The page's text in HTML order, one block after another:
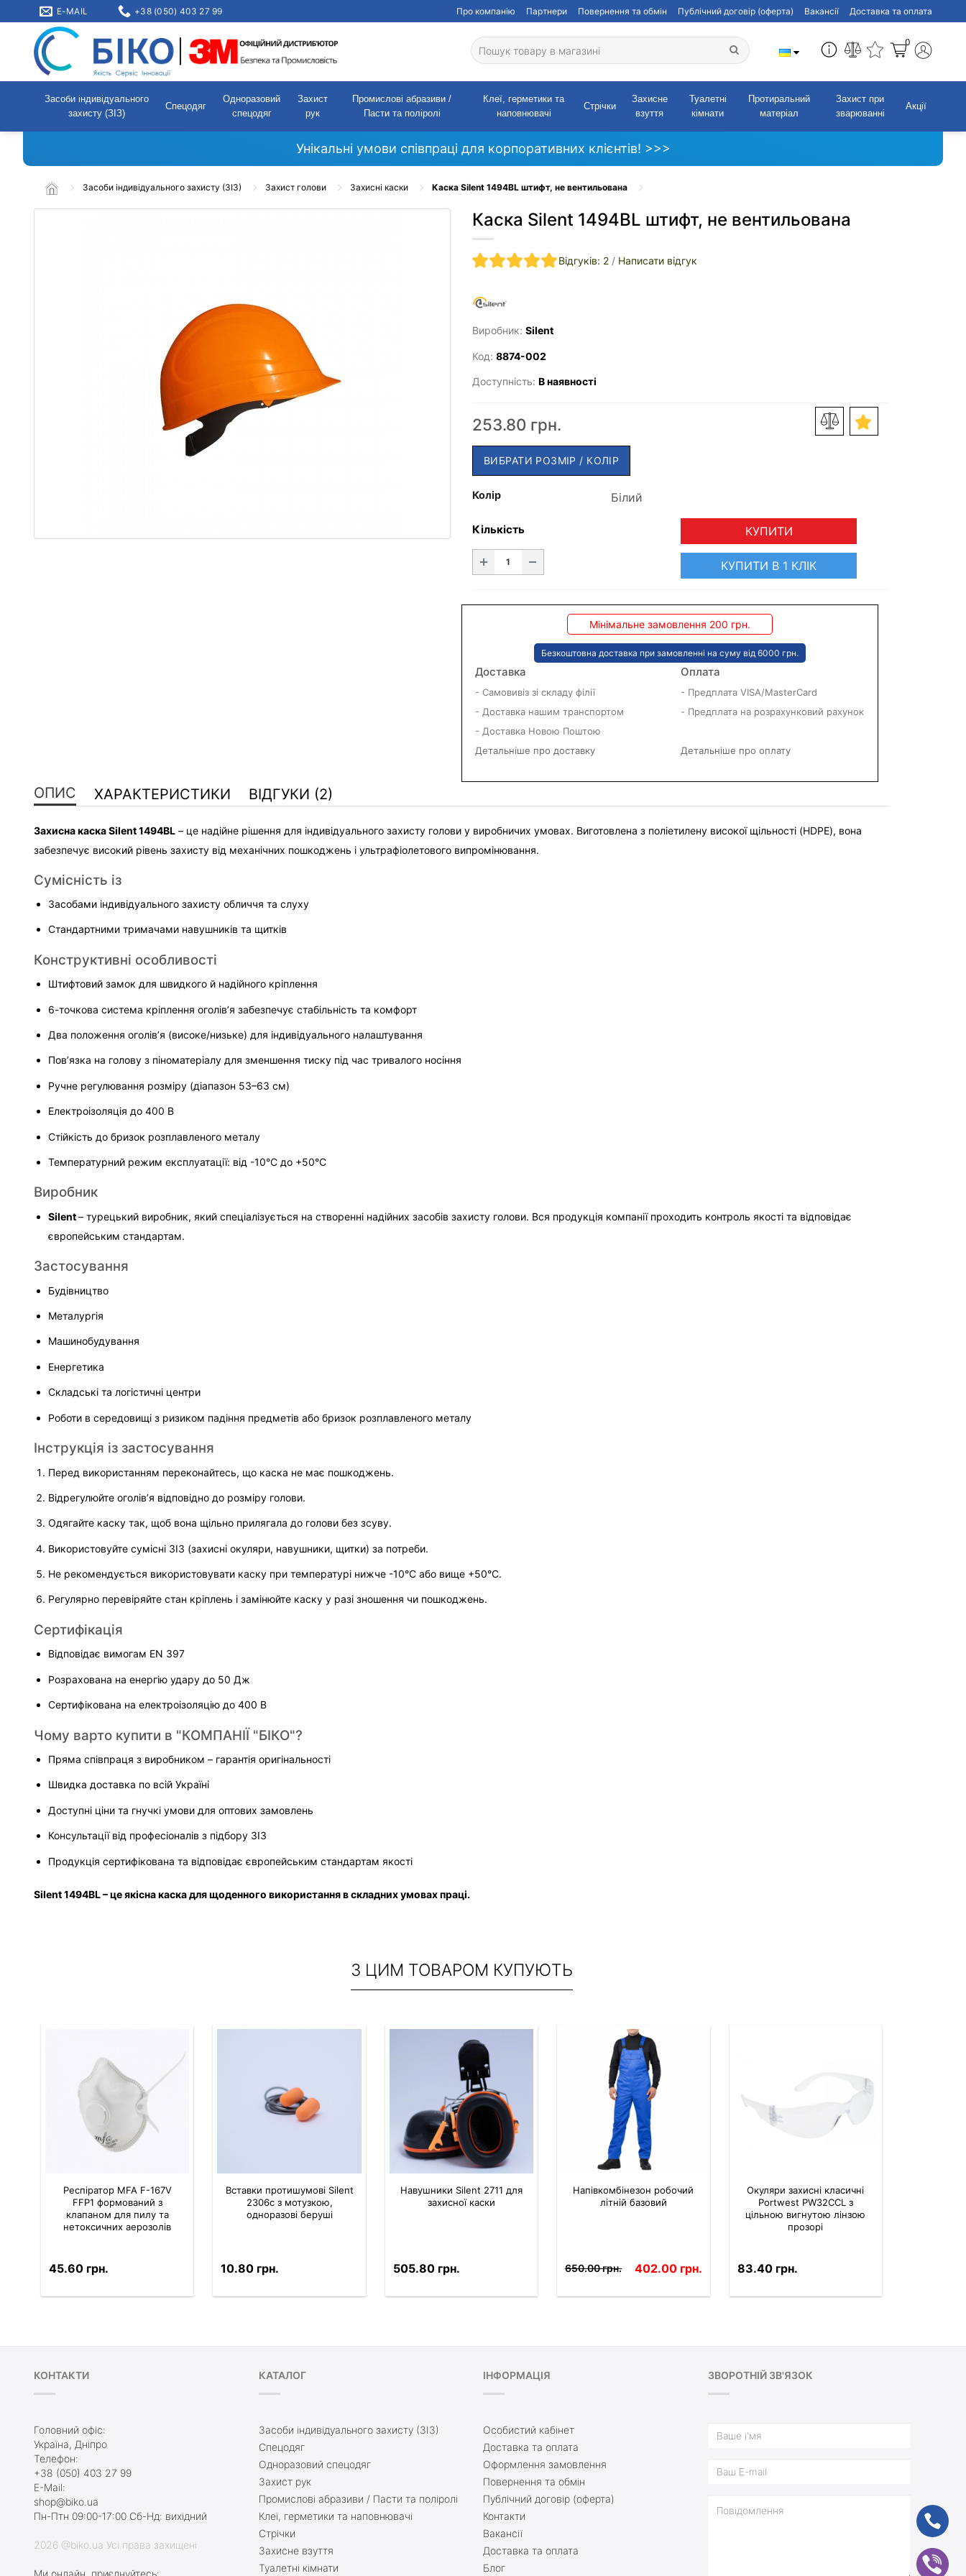
E-MAIL +38 (050) 403 27 99 Про компанію Партнери Повернення та обмін Публічний договір (оферта) Вакансії Доставка та оплата
0
Засоби індивідуального
захисту (ЗІЗ)
Спецодяг
Одноразовий
спецодяг
Захист
рук
Промислові абразиви /
Пасти та поліролі
Клеї, герметики та
наповнювачі
Стрічки
Захисне
взуття
Туалетні
кімнати
Протиральний
матеріал
Захист при
зварюванні
Акції
Унікальні умови співпраці для корпоративних клієнтів! >>>
Засоби індивідуального захисту (ЗІЗ) Захист голови Захисні каски Каска Silent 1494ВL штифт, не вентильована
Каска Silent 1494ВL штифт, не вентильована
Відгуків: 2 / Написати відгук
Виробник: Silent
Код: 8874-002
Доступність: В наявності
253.80 грн.
ВИБРАТИ РОЗМІР / КОЛІР
Колір
Кількість КУПИТИ
КУПИТИ В 1 КЛІК
Мінімальне замовлення 200 грн.
Безкоштовна доставка при замовленні на суму від 6000 грн.
Доставка
- Самовивіз зі складу філії
- Доставка нашим транспортом
- Доставка Новою Поштою
Детальніше про доставку
Оплата
- Предплата VISA/MasterCard
- Предплата на розрахунковий рахунок
Детальніше про оплату
ОПИС ХАРАКТЕРИСТИКИ ВІДГУКИ (2)
Захисна каска Silent 1494BL – це надійне рішення для індивідуального захисту голови у виробничих умовах. Виготовлена з поліетилену високої щільності (HDPE), вона
забезпечує високий рівень захисту від механічних пошкоджень і ультрафіолетового випромінювання.
Сумісність із
Засобами індивідуального захисту обличчя та слуху
Стандартними тримачами навушників та щитків
Конструктивні особливості
Штифтовий замок для швидкого й надійного кріплення
6-точкова система кріплення оголів’я забезпечує стабільність та комфорт
Два положення оголів’я (високе/низьке) для індивідуального налаштування
Пов’язка на голову з піноматеріалу для зменшення тиску під час тривалого носіння
Ручне регулювання розміру (діапазон 53–63 см)
Електроізоляція до 400 В
Стійкість до бризок розплавленого металу
Температурний режим експлуатації: від -10°C до +50°C
Виробник
Silent – турецький виробник, який спеціалізується на створенні надійних засобів захисту голови. Вся продукція компанії проходить контроль якості та відповідає
європейським стандартам.
Застосування
Будівництво
Металургія
Машинобудування
Енергетика
Складські та логістичні центри
Роботи в середовищі з ризиком падіння предметів або бризок розплавленого металу
Інструкція із застосування
Перед використанням переконайтесь, що каска не має пошкоджень.
Відрегулюйте оголів’я відповідно до розміру голови.
Одягайте каску так, щоб вона щільно прилягала до голови без зсуву.
Використовуйте сумісні ЗІЗ (захисні окуляри, навушники, щитки) за потреби.
Не рекомендується використовувати каску при температурі нижче -10°C або вище +50°C.
Регулярно перевіряйте стан кріплень і замінюйте каску у разі зношення чи пошкоджень.
Сертифікація
Відповідає вимогам EN 397
Розрахована на енергію удару до 50 Дж
Сертифікована на електроізоляцію до 400 В
Чому варто купити в "КОМПАНІЇ "БІКО"?
Пряма співпраця з виробником – гарантія оригінальності
Швидка доставка по всій Україні
Доступні ціни та гнучкі умови для оптових замовлень
Консультації від професіоналів з підбору ЗІЗ
Продукція сертифікована та відповідає європейським стандартам якості
Silent 1494BL – це якісна каска для щоденного використання в складних умовах праці.
З ЦИМ ТОВАРОМ КУПУЮТЬ
Респіратор MFA F-167V
FFP1 формований з
клапаном для пилу та
нетоксичних аерозолів
45.60 грн.
Вставки протишумові Silent
2306c з мотузкою,
одноразові беруші
10.80 грн.
Навушники Silent 2711 для
захисної каски
505.80 грн.
Напівкомбінезон робочий
літній базовий
402.00 грн.
650.00 грн.
Окуляри захисні класичні
Portwest PW32CCL з
цільною вигнутою лінзою
прозорі
83.40 грн.
КОНТАКТИ
Головний офіс:
Україна, Дніпро
Телефон:
+38 (050) 403 27 99
E-Mail:
shop@biko.ua
Пн-Птн 09:00-17:00 Сб-Нд: вихідний
2026 @biko.ua Усі права захищені
КАТАЛОГ
Засоби індивідуального захисту (ЗІЗ)
Спецодяг
Одноразовий спецодяг
Захист рук
Промислові абразиви / Пасти та поліролі
Клеї, герметики та наповнювачі
Стрічки
Захисне взуття
Туалетні кімнати
ІНФОРМАЦІЯ
Особистий кабінет
Доставка та оплата
Оформлення замовлення
Повернення та обмін
Публічний договір (оферта)
Контакти
Вакансії
Доставка та оплата
Блог
ЗВОРОТНІЙ ЗВ'ЯЗОК
ph
vb